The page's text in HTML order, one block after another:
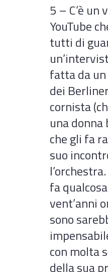
5 – C’è un
YouTube
tutti di
fatta da
dei
cornista
una
che gli fa
suo
fa
vent’anni
sono
con molta
della sua